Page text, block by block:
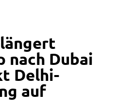
nach Dubai
Delhi-
auf